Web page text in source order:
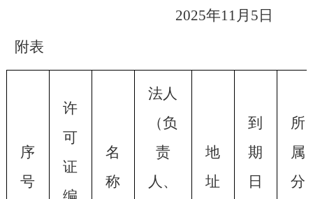
2025年11月5日
附表
序
号
许
可
证
名
称
法人
（负
责
人、
地
址
到
期
日
所
属
分